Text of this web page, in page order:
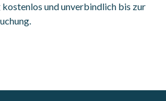
kostenlos und unverbindlich bis zur